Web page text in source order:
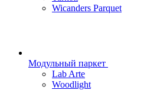
Wicanders Parquet
Модульный паркет
Lab Arte
Woodlight